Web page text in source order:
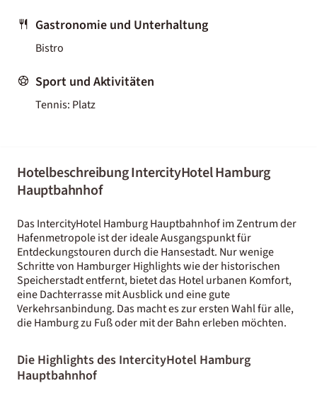
Gastronomie und Unterhaltung
Bistro
Sport und Aktivitäten
Tennis: Platz
Hotelbeschreibung IntercityHotel Hamburg
Hauptbahnhof
Das IntercityHotel Hamburg Hauptbahnhof im Zentrum der
Hafenmetropole ist der ideale Ausgangspunkt für
Entdeckungstouren durch die Hansestadt. Nur wenige
Schritte von Hamburger Highlights wie der historischen
Speicherstadt entfernt, bietet das Hotel urbanen Komfort,
eine Dachterrasse mit Ausblick und eine gute
Verkehrsanbindung. Das macht es zur ersten Wahl für alle,
die Hamburg zu Fuß oder mit der Bahn erleben möchten.
Die Highlights des IntercityHotel Hamburg
Hauptbahnhof